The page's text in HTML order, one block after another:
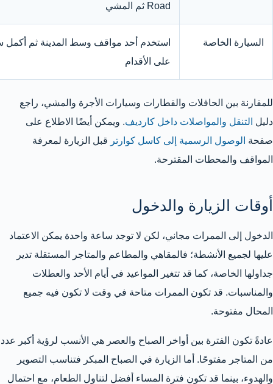
Road ثم المشي
السيارة الخاصة
استخدم أحد مواقف وسط المدينة ثم أكمل
على الأقدام
للمقارنة بين الحافلات والقطارات وسيارات الأجرة والمشي، راجع
دليل التنقل والمواصلات داخل كارديف. ويمكن أيضًا الاطلاع على
صفحة الوصول الرسمية إلى كاسل كوارتر قبل الزيارة لمعرفة
المواقف والمحطات المقترحة.
أوقات الزيارة والدخول
الدخول إلى الممرات مجاني، لكن لا توجد ساعة واحدة يمكن الاعتماد
عليها لجميع الأنشطة؛ فالمقاهي والمطاعم والمتاجر المستقلة تدير
جداولها الخاصة، كما قد تتغير المواعيد في أيام الأحد والعطلات
والمناسبات. قد تكون الممرات متاحة في وقت لا تكون فيه جميع
المحال مفتوحة.
عادةً تكون الفترة بين أواخر الصباح والعصر هي الأنسب لرؤية أكبر عدد
من المتاجر مفتوحًا. أما الزيارة في الصباح المبكر فتناسب التصوير
والهدوء، بينما قد تكون فترة المساء أفضل لتناول الطعام، مع احتمال